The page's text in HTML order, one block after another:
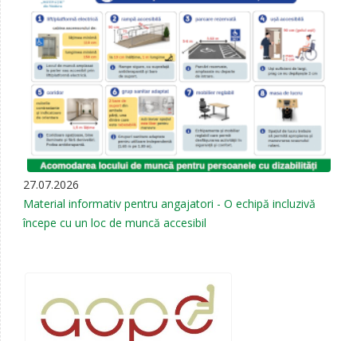
27.07.2026
Material informativ pentru angajatori - O echipă incluzivă
începe cu un loc de muncă accesibil